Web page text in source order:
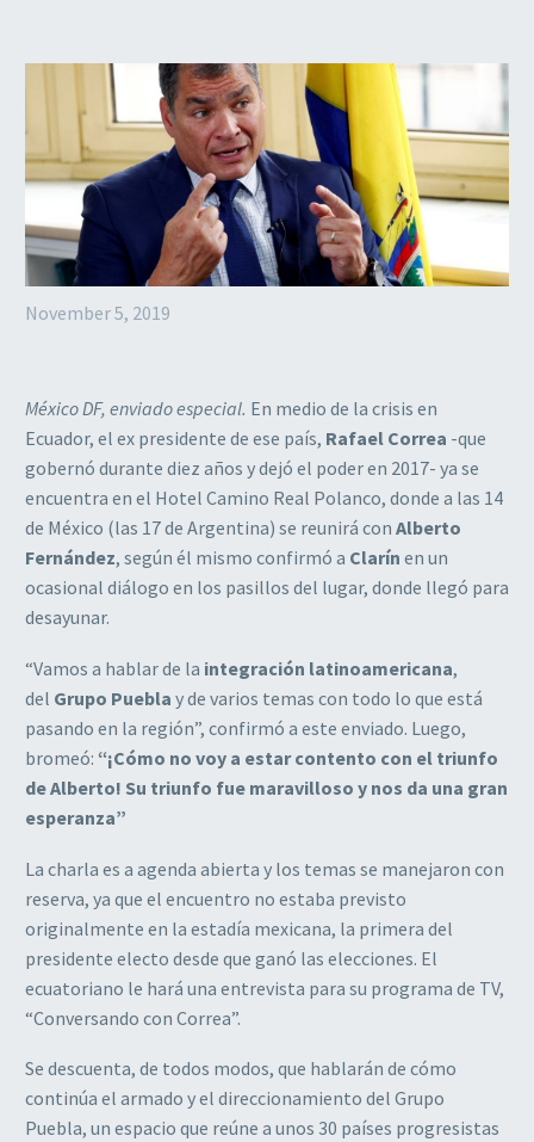
November 5, 2019
México DF, enviado especial. En medio de la crisis en
Ecuador, el ex presidente de ese país, Rafael Correa -que
gobernó durante diez años y dejó el poder en 2017- ya se
encuentra en el Hotel Camino Real Polanco, donde a las 14
de México (las 17 de Argentina) se reunirá con Alberto
Fernández, según él mismo confirmó a Clarín en un
ocasional diálogo en los pasillos del lugar, donde llegó para
desayunar.
“Vamos a hablar de la integración latinoamericana,
del Grupo Puebla y de varios temas con todo lo que está
pasando en la región”, confirmó a este enviado. Luego,
bromeó: “¡Cómo no voy a estar contento con el triunfo
de Alberto! Su triunfo fue maravilloso y nos da una gran
esperanza”
La charla es a agenda abierta y los temas se manejaron con
reserva, ya que el encuentro no estaba previsto
originalmente en la estadía mexicana, la primera del
presidente electo desde que ganó las elecciones. El
ecuatoriano le hará una entrevista para su programa de TV,
“Conversando con Correa”.
Se descuenta, de todos modos, que hablarán de cómo
continúa el armado y el direccionamiento del Grupo
Puebla, un espacio que reúne a unos 30 países progresistas